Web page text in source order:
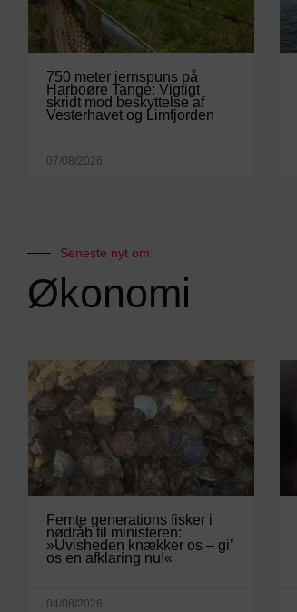
750 meter jernspuns på
Harboøre Tange: Vigtigt
skridt mod beskyttelse af
Vesterhavet og Limfjorden
07/08/2026
Seneste nyt om
Økonomi
Femte generations fisker i
nødråb til ministeren:
»Uvisheden knækker os – gi’
os en afklaring nu!«
04/08/2026